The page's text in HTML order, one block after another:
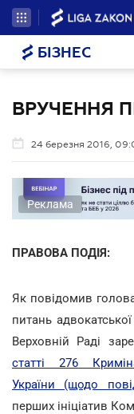
БІЗНЕС
ВРУЧЕННЯ
24 березня 2016,
Реклама
ПРАВОВА ПОДІЯ:
Як повідомив
питань
Верховній Раді
статті 276
України (щодо
перших ініціатив